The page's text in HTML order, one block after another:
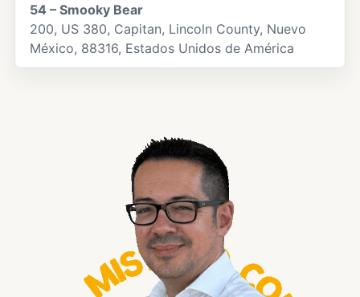
54 – Smooky Bear
200, US 380, Capitan, Lincoln County, Nuevo
México, 88316, Estados Unidos de América